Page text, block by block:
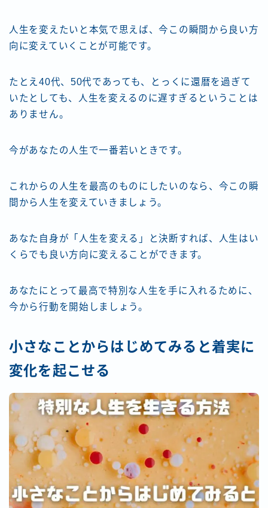
人生を変えたいと本気で思えば、今この瞬間から良い方
向に変えていくことが可能です。
たとえ40代、50代であっても、とっくに還暦を過ぎて
いたとしても、人生を変えるのに遅すぎるということは
ありません。
今があなたの人生で一番若いときです。
これからの人生を最高のものにしたいのなら、今この瞬
間から人生を変えていきましょう。
あなた自身が「人生を変える」と決断すれば、人生はい
くらでも良い方向に変えることができます。
あなたにとって最高で特別な人生を手に入れるために、
今から行動を開始しましょう。
小さなことからはじめてみると着実に
変化を起こせる